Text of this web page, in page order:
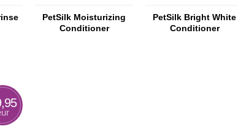
PetSilk Moisturizing
Conditioner
PetSilk Bright White
Conditioner